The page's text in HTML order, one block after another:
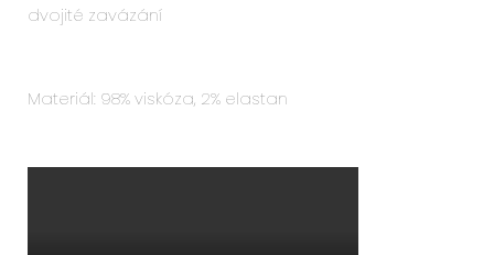
dvojité zavázání
Materiál: 98% viskóza, 2% elastan